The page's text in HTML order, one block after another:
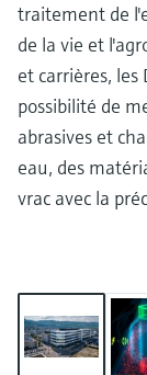
traitement de
de la vie et
et carrières,
possibilité de
abrasives et
eau, des
vrac avec la